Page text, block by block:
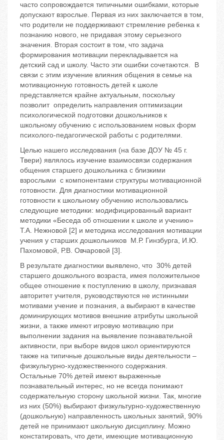
часто сопровождается типичными ошибками, которые
допускают взрослые. Первая из них заключается в том,
что родители не поддерживают стремление ребенка к
познанию нового, не придавая этому серьезного
значения. Вторая состоит в том, что задача
формирования мотивации перекладывается на
детский сад и школу. Часто эти ошибки сочетаются. В
связи с этим изучение влияния общения в семье на
мотивационную готовность детей к школе
представляется крайне актуальным, поскольку
позволит определить направления оптимизации
психологической подготовки дошкольников к
школьному обучению с использованием новых форм
психолого-педагогической работы с родителями.
Целью нашего исследования (на базе ДОУ № 45 г.
Твери) являлось изучение взаимосвязи содержания
общения старшего дошкольника с близкими
взрослыми с компонентами структуры мотивационной
готовности. Для диагностики мотивационной
готовности к школьному обучению использовались
следующие методики: модифицированный вариант
методики «Беседа об отношении к школе и учению»
Т.А. Нежновой [2] и методика исследования мотивации
учения у старших дошкольников М.Р. Гинзбурга, И.Ю.
Пахомовой, Р.В. Овчаровой [3].
В результате диагностики выявлено, что 30% детей
старшего дошкольного возраста, имея положительное
общее отношение к поступлению в школу, признавая
авторитет учителя, руководствуются не истинными
мотивами учение и познания, а выбирают в качестве
доминирующих мотивов внешние атрибуты школьной
жизни, а также имеют игровую мотивацию при
выполнении задания на выявление познавательной
активности, при выборе видов школ ориентируются
также на типичные дошкольные виды деятельности –
физкультурно-художественного содержания.
Остальные 70% детей имеют выраженные
познавательный интерес, но не всегда понимают
содержательную сторону школьной жизни. Так, многие
из них (50%) выбирают физкультурно-художественную
(дошкольную) направленность школьных занятий, 90%
детей не принимают школьную дисциплину. Можно
констатировать, что дети, имеющие мотивационную